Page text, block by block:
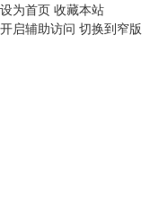
设为首页 收藏本站
开启辅助访问 切换到窄版